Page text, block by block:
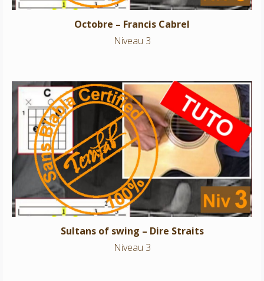
Octobre – Francis Cabrel
Niveau 3
Sultans of swing – Dire Straits
Niveau 3
Sultans of swing – Dire Straits
Niveau 3